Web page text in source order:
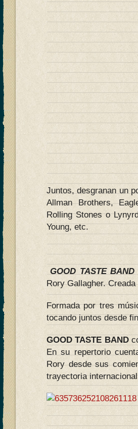
Juntos, desgranan un
Allman Brothers,
Rolling Stones o
Young, etc.
GOOD TASTE BAND
Rory Gallagher.
Formada por tres
tocando juntos desde
GOOD TASTE BAND
En su repertorio
Rory desde sus
trayectoria